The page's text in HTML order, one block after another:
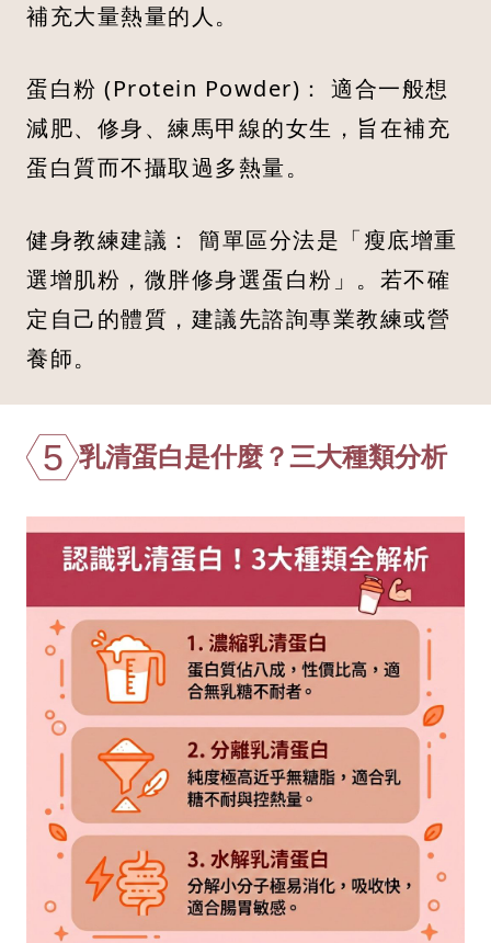
補充大量熱量的人。
蛋白粉 (Protein Powder)： 適合一般想
減肥、修身、練馬甲線的女生，旨在補充
蛋白質而不攝取過多熱量。
健身教練建議： 簡單區分法是「瘦底增重
選增肌粉，微胖修身選蛋白粉」。若不確
定自己的體質，建議先諮詢專業教練或營
養師。
5 乳清蛋白是什麼？三大種類分析